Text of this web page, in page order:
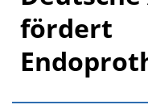
fördert